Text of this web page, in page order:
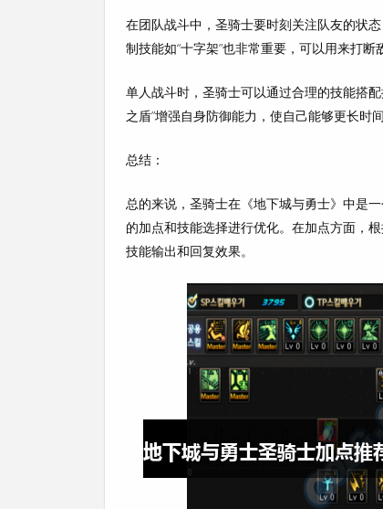
在团队战斗中，圣骑士要时刻关注队友的状
制技能如“十字架”也非常重要，可以用来打
单人战斗时，圣骑士可以通过合理的技能搭
之盾”增强自身防御能力，使自己能够更长时
总结：
总的来说，圣骑士在《地下城与勇士》中是
的加点和技能选择进行优化。在加点方面，
技能输出和回复效果。